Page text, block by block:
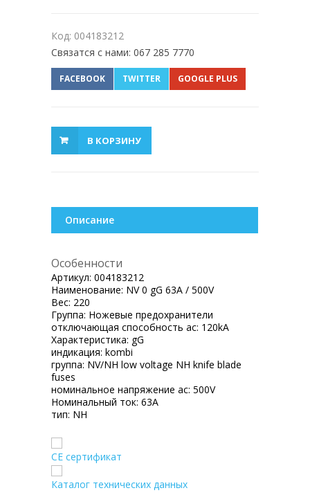
Код: 004183212
Связатся с нами: 067 285 7770
FACEBOOK TWITTER GOOGLE PLUS
В КОРЗИНУ
Описание
Особенности
Артикул: 004183212
Наименование: NV 0 gG 63A / 500V
Вес: 220
Группа: Ножевые предохранители
отключающая способность ac: 120kA
Характеристика: gG
индикация: kombi
группа: NV/NH low voltage NH knife blade
fuses
номинальное напряжение ac: 500V
Номинальный ток: 63A
тип: NH
CE сертификат
Каталог технических данных